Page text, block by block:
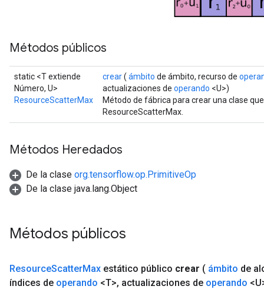
Métodos públicos
static <T extiende
Número, U>
ResourceScatterMax
crear( ámbito de ámbito, recurso de
actualizaciones de operando <U>)
Método de fábrica para crear una clase
ResourceScatterMax.
Métodos Heredados
De la clase org.tensorflow.op.PrimitiveOp
De la clase java.lang.Object
Métodos públicos
ResourceScatterMax estático público crear ( ámbito de
índices de operando <T>, actualizaciones de operando